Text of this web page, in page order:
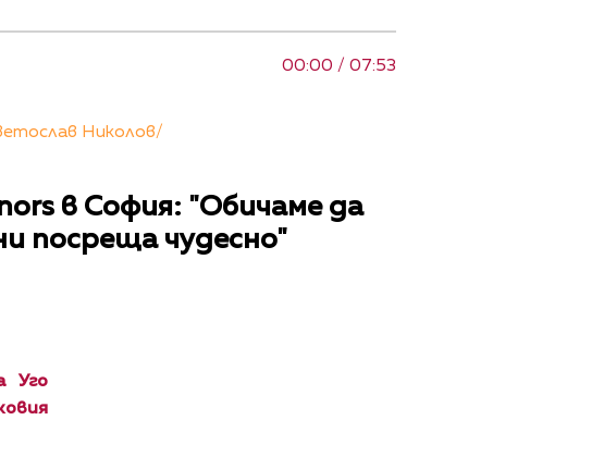
00:00 / 07:53
Николов/
в София: "Обичаме да
посреща чудесно"
Уго